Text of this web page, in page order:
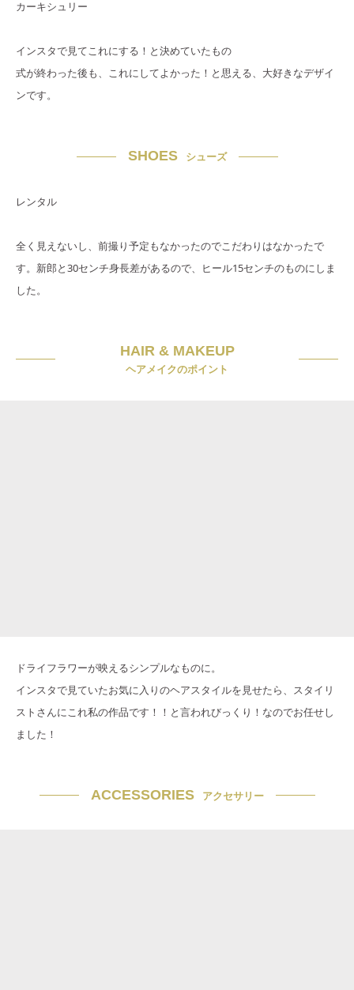
カーキシュリー
インスタで見てこれにする！と決めていたもの
式が終わった後も、これにしてよかった！と思える、大好きなデザイ
ンです。
SHOES シューズ
レンタル
全く見えないし、前撮り予定もなかったのでこだわりはなかったで
す。新郎と30センチ身長差があるので、ヒール15センチのものにしま
した。
HAIR & MAKEUP
ヘアメイクのポイント
ドライフラワーが映えるシンプルなものに。
インスタで見ていたお気に入りのヘアスタイルを見せたら、スタイリ
ストさんにこれ私の作品です！！と言われびっくり！なのでお任せし
ました！
ACCESSORIES アクセサリー